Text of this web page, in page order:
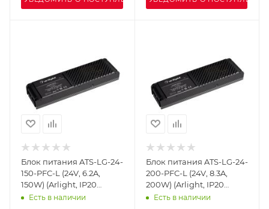
Блок питания ATS-LG-24-
150-PFC-L (24V, 6.2A,
150W) (Arlight, IP20
Сетка, 5 лет)
Есть в наличии
Блок питания ATS-LG-24-
200-PFC-L (24V, 8.3A,
200W) (Arlight, IP20
Сетка, 5 лет)
Есть в наличии